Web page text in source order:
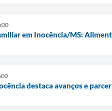
em Inocência/MS:
destaca avanços e